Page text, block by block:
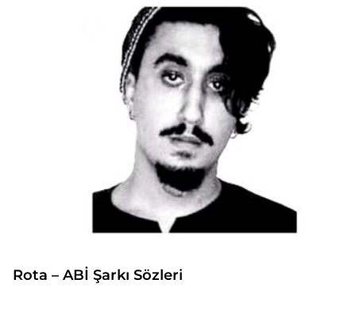
Rota – ABİ Şarkı Sözleri